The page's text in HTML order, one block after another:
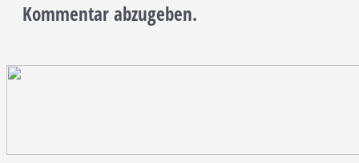
Kommentar abzugeben.